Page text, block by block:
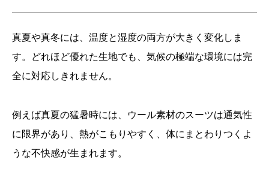
真夏や真冬には、温度と湿度の両方が大きく変化しま
す。どれほど優れた生地でも、気候の極端な環境には完
全に対応しきれません。
例えば真夏の猛暑時には、ウール素材のスーツは通気性
に限界があり、熱がこもりやすく、体にまとわりつくよ
うな不快感が生まれます。